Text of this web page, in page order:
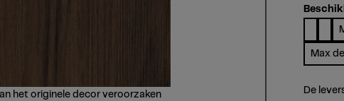
het originele decor veroorzaken
Max
De